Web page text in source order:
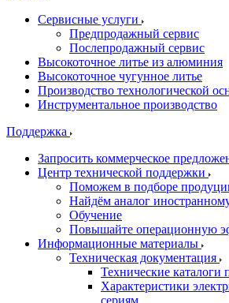
Сервисные услуги
Предпродажный сервис
Послепродажный сервис
Высокоточное литье из алюминия
Высокоточное чугунное литье
Производство технологической
Инструментальное производство
Поддержка
Запросить коммерческое
Центр технической поддержки
Поможем в подборе
Найдём аналог
Обучение
Повышайте операционную
Информационные материалы
Техническая документация
Технические каталоги
Характеристики
сериям